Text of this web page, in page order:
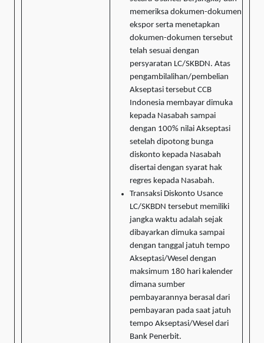
memeriksa dokumen-dokumen
ekspor serta menetapkan
dokumen-dokumen tersebut
telah sesuai dengan
persyaratan LC/SKBDN. Atas
pengambilalihan/pembelian
Akseptasi tersebut CCB
Indonesia membayar dimuka
kepada Nasabah sampai
dengan 100% nilai Akseptasi
setelah dipotong bunga
diskonto kepada Nasabah
disertai dengan syarat hak
regres kepada Nasabah.
Transaksi Diskonto Usance
LC/SKBDN tersebut memiliki
jangka waktu adalah sejak
dibayarkan dimuka sampai
dengan tanggal jatuh tempo
Akseptasi/Wesel dengan
maksimum 180 hari kalender
dimana sumber
pembayarannya berasal dari
pembayaran pada saat jatuh
tempo Akseptasi/Wesel dari
Bank Penerbit.